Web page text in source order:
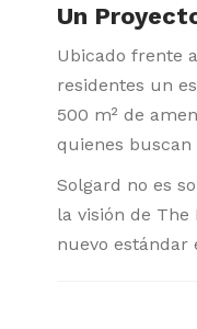
Un
Ubicado frente
residentes un
500 m² de
quienes buscan
Solgard no es
la visión de
nuevo estándar